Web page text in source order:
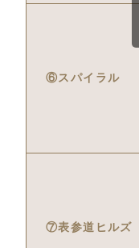
⑥スパイラル
⑦表参道ヒルズ